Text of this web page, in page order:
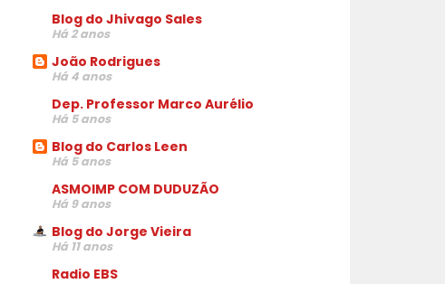
Blog do Jhivago Sales
Há 2 anos
João Rodrigues
Há 4 anos
Dep. Professor Marco Aurélio
Há 5 anos
Blog do Carlos Leen
Há 5 anos
ASMOIMP COM DUDUZÃO
Há 9 anos
Blog do Jorge Vieira
Há 11 anos
Radio EBS